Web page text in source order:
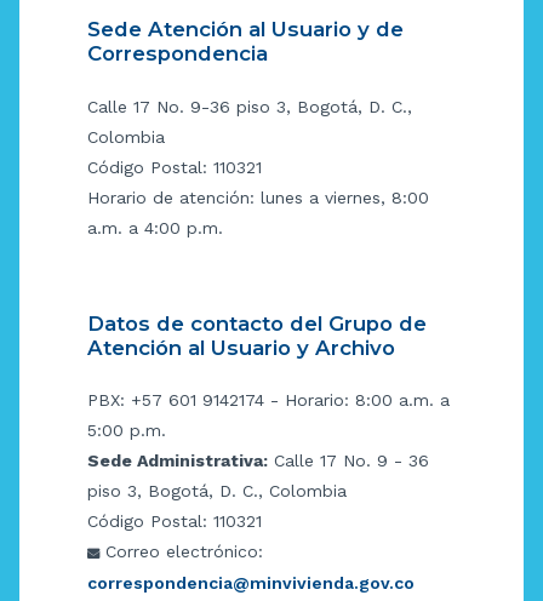
Sede Atención al Usuario y de
Correspondencia
Calle 17 No. 9-36 piso 3, Bogotá, D. C.,
Colombia
Código Postal: 110321
Horario de atención: lunes a viernes, 8:00
a.m. a 4:00 p.m.
Datos de contacto del Grupo de
Atención al Usuario y Archivo
PBX: +57 601 9142174 - Horario: 8:00 a.m. a
5:00 p.m.
Sede Administrativa: Calle 17 No. 9 - 36
piso 3, Bogotá, D. C., Colombia
Código Postal: 110321
Correo electrónico:
correspondencia@minvivienda.gov.co